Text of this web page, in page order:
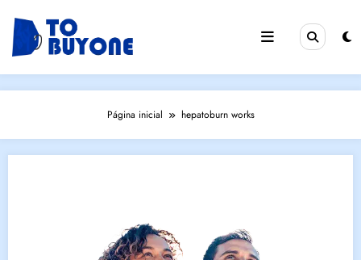
para
conteúdo
Página inicial hepatoburn works